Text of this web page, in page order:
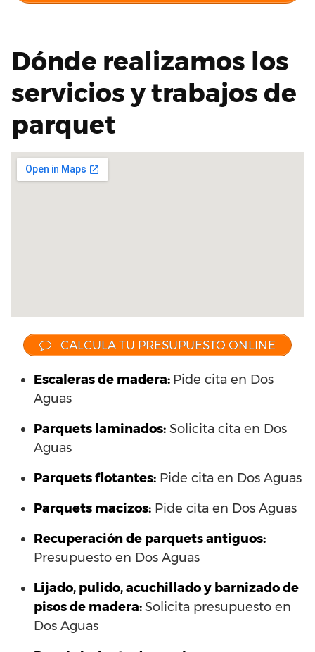
Dónde realizamos los
servicios y trabajos de
parquet
CALCULA TU PRESUPUESTO ONLINE
Escaleras de madera: Pide cita en Dos
Aguas
Parquets laminados: Solicita cita en Dos
Aguas
Parquets flotantes: Pide cita en Dos Aguas
Parquets macizos: Pide cita en Dos Aguas
Recuperación de parquets antiguos:
Presupuesto en Dos Aguas
Lijado, pulido, acuchillado y barnizado de
pisos de madera:Solicita presupuesto en
Dos Aguas